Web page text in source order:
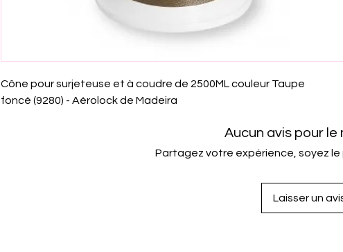
Cône pour surjeteuse et à coudre de 2500ML couleur Taupe
foncé (9280) - Aérolock de Madeira
Aucun avis pour le
Partagez votre expérience, soyez le
Laisser un